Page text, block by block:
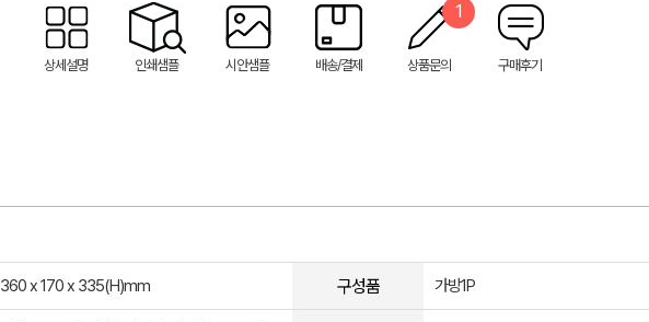
상세설명 인쇄샘플 시안샘플 배송/결제 상품문의
1
구매후기
360 x 170 x 335(H)mm 구성품 가방1P